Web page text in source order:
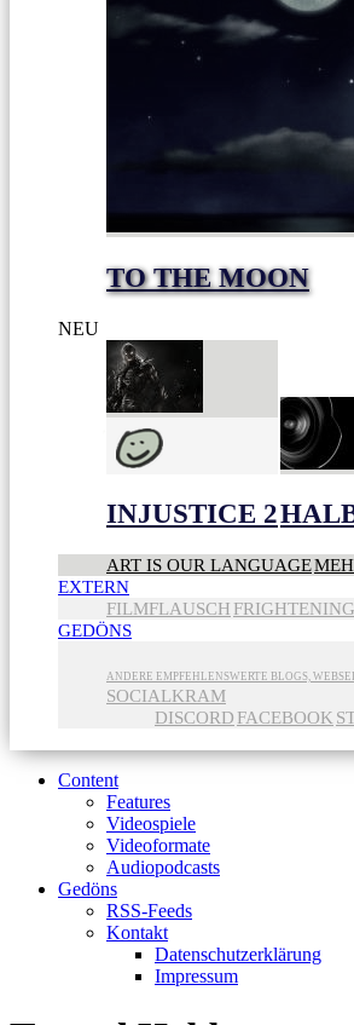
TO THE MOON
NEU
INJUSTICE 2
ART IS OUR LANGUAGE
EXTERN
FILMFLAUSCH FRIGHTENING
GEDÖNS
ANDERE EMPFEHLENSWERTE BLOGS,
SOCIALKRAM
DISCORD FACEBOOK
Content
Features
Videospiele
Videoformate
Audiopodcasts
Gedöns
RSS-Feeds
Kontakt
Datenschutzerklärung
Impressum